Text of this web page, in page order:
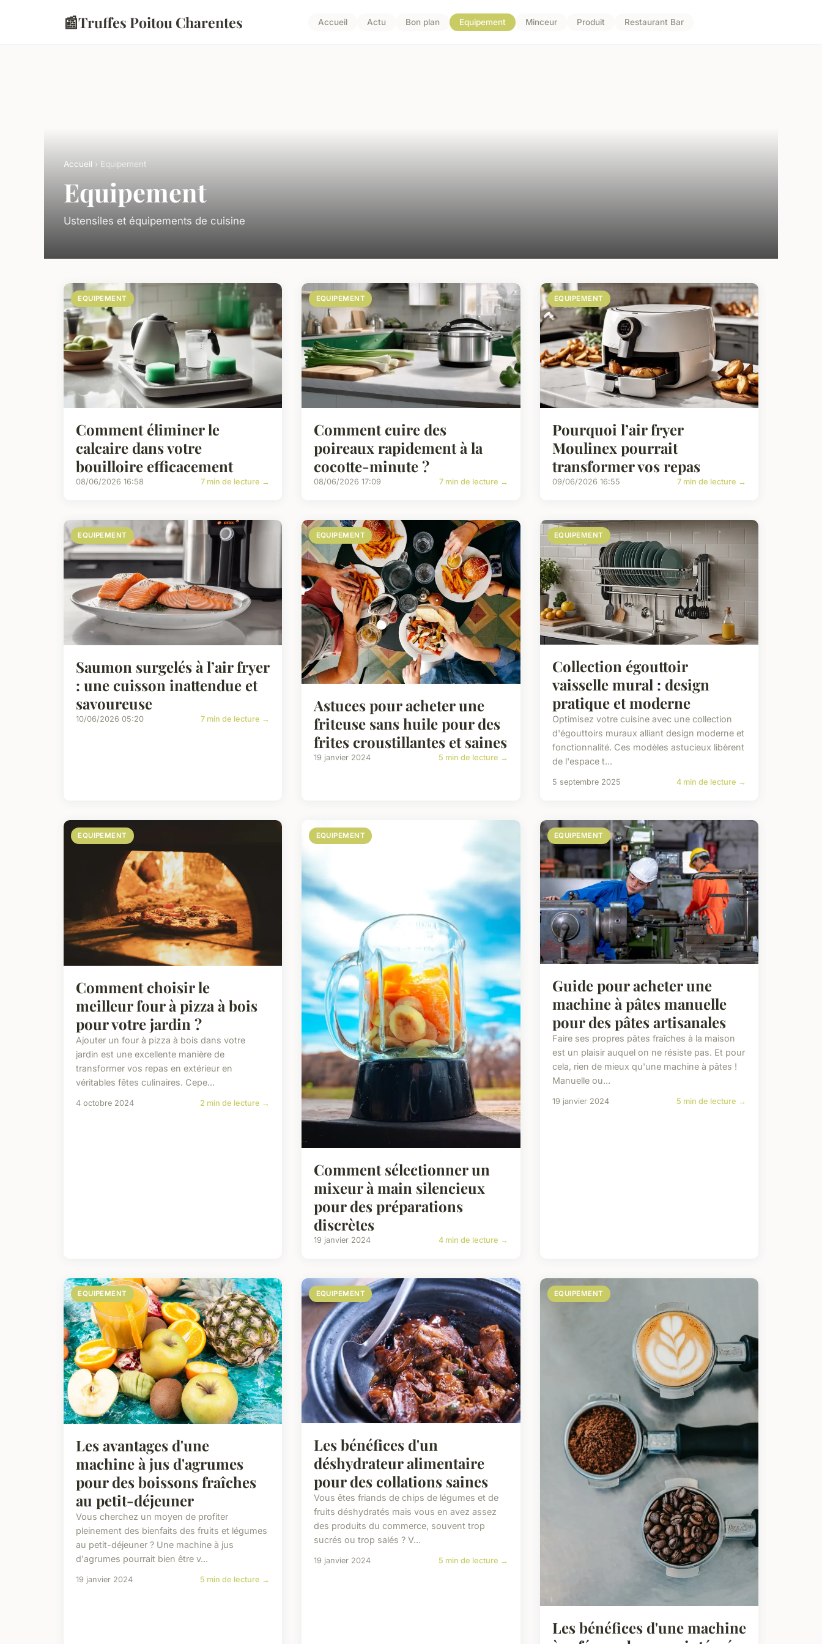
📰Truffes Poitou Charentes Accueil Actu Bon plan Equipement Minceur Produit Restaurant Bar
Accueil › Equipement
Equipement
Ustensiles et équipements de cuisine
EQUIPEMENT
Comment éliminer le
calcaire dans votre
bouilloire efficacement
08/06/2026 16:58 7 min de lecture →
EQUIPEMENT
Comment cuire des
poireaux rapidement à la
cocotte-minute ?
08/06/2026 17:09 7 min de lecture →
EQUIPEMENT
Pourquoi l’air fryer
Moulinex pourrait
transformer vos repas
09/06/2026 16:55 7 min de lecture →
EQUIPEMENT
Saumon surgelés à l’air fryer
: une cuisson inattendue et
savoureuse
10/06/2026 05:20 7 min de lecture →
EQUIPEMENT
Astuces pour acheter une
friteuse sans huile pour des
frites croustillantes et saines
19 janvier 2024 5 min de lecture →
EQUIPEMENT
Collection égouttoir
vaisselle mural : design
pratique et moderne
Optimisez votre cuisine avec une collection
d'égouttoirs muraux alliant design moderne et
fonctionnalité. Ces modèles astucieux libèrent
de l'espace t...
5 septembre 2025 4 min de lecture →
EQUIPEMENT
Comment choisir le
meilleur four à pizza à bois
pour votre jardin ?
Ajouter un four à pizza à bois dans votre
jardin est une excellente manière de
transformer vos repas en extérieur en
véritables fêtes culinaires. Cepe...
4 octobre 2024 2 min de lecture →
EQUIPEMENT
Comment sélectionner un
mixeur à main silencieux
pour des préparations
discrètes
19 janvier 2024 4 min de lecture →
EQUIPEMENT
Guide pour acheter une
machine à pâtes manuelle
pour des pâtes artisanales
Faire ses propres pâtes fraîches à la maison
est un plaisir auquel on ne résiste pas. Et pour
cela, rien de mieux qu'une machine à pâtes !
Manuelle ou...
19 janvier 2024 5 min de lecture →
EQUIPEMENT
Les avantages d'une
machine à jus d'agrumes
pour des boissons fraîches
au petit-déjeuner
Vous cherchez un moyen de profiter
pleinement des bienfaits des fruits et légumes
au petit-déjeuner ? Une machine à jus
d'agrumes pourrait bien être v...
19 janvier 2024 5 min de lecture →
EQUIPEMENT
Les bénéfices d'un
déshydrateur alimentaire
pour des collations saines
Vous êtes friands de chips de légumes et de
fruits déshydratés mais vous en avez assez
des produits du commerce, souvent trop
sucrés ou trop salés ? V...
19 janvier 2024 5 min de lecture →
EQUIPEMENT
Les bénéfices d'une machine